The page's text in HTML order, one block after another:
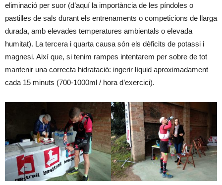
eliminació per suor (d’aquí la importància de les píndoles o
pastilles de sals durant els entrenaments o competicions de llarga
durada, amb elevades temperatures ambientals o elevada
humitat). La tercera i quarta causa són els dèficits de potassi i
magnesi. Així que, si tenim rampes intentarem per sobre de tot
mantenir una correcta hidratació: ingerir líquid aproximadament
cada 15 minuts (700-1000ml / hora d’exercici).